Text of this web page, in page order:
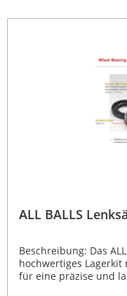
Fahrbedingungen.
Spezielle Dichtlippen
Antioxidationsmitteln Temperaturbeständig von -29°C bis
ALL BALLS
Beschreibung: Das
hochwertiges Lagerkit
für eine präzise und